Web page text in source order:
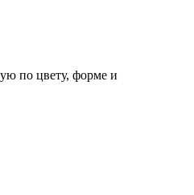
по цвету, форме и